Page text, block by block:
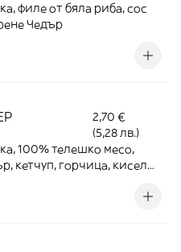
филе от бяла риба, сос
Чедър
2,70 €
(5,28 лв.)
100% телешко месо,
кетчуп, горчица, кисели